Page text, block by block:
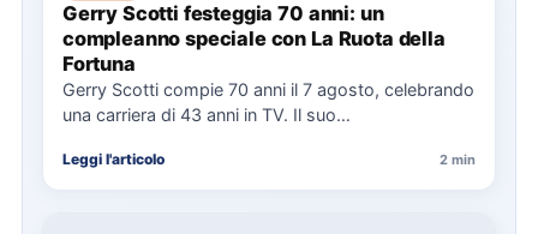
Gerry Scotti festeggia 70 anni: un
compleanno speciale con La Ruota della
Fortuna
Gerry Scotti compie 70 anni il 7 agosto, celebrando
una carriera di 43 anni in TV. Il suo…
Leggi l'articolo 2 min